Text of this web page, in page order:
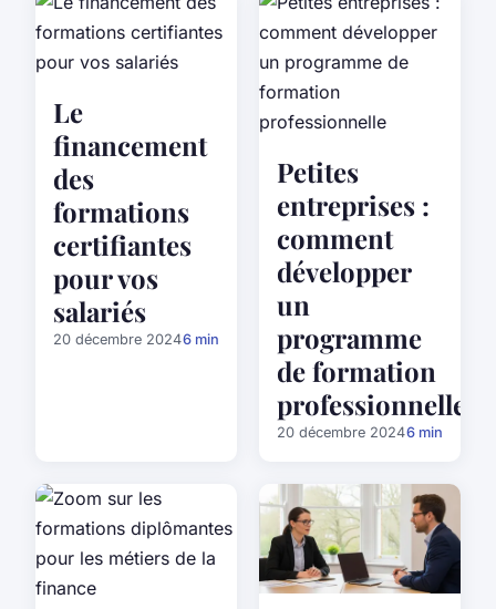
Le
financement
des
formations
certifiantes
pour vos
salariés
20 décembre 20246 min
Petites
entreprises :
comment
développer
un
programme
de formation
professionnelle
20 décembre 20246 min